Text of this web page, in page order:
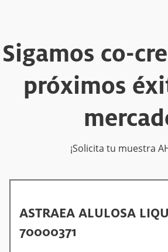
Sigamos co-
próximos
¡Solicita tu muestra
ASTRAEA ALULOSA
70000371